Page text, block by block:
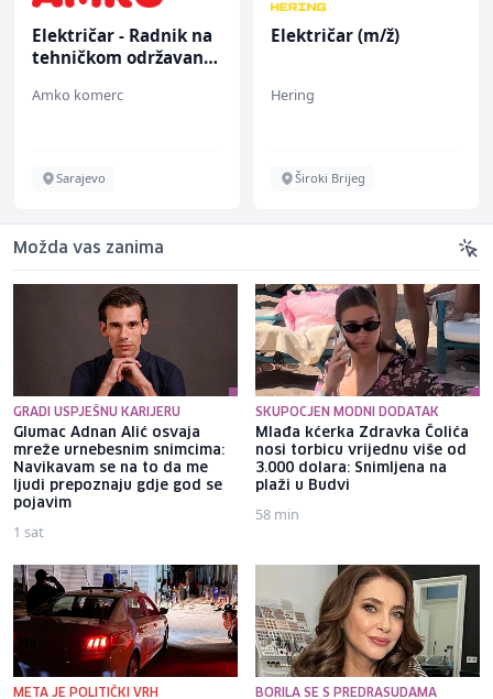
Električar - Radnik na
tehničkom održavanju
Amko komerc
Sarajevo
Električar (m/ž)
Hering
Široki Brijeg
Možda vas zanima
GRADI USPJEŠNU KARIJERU
Glumac Adnan Alić osvaja
mreže urnebesnim snimcima:
Navikavam se na to da me
ljudi prepoznaju gdje god se
pojavim
1 sat
SKUPOCJEN MODNI DODATAK
Mlađa kćerka Zdravka Čolića
nosi torbicu vrijednu više od
3.000 dolara: Snimljena na
plaži u Budvi
58 min
META JE POLITIČKI VRH BORILA SE S PREDRASUDAMA